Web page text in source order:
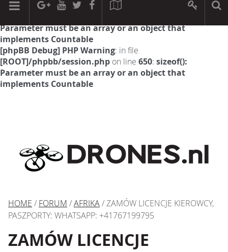
[phpBB Debug] PHP Warning: in file
Parameter must be an array or an object that
implements Countable
[phpBB Debug] PHP Warning: in file
[ROOT]/phpbb/session.php on line 650: sizeof():
Parameter must be an array or an object that
implements Countable
HOME / FORUM /AFRIKA/ ZAMÓW LICENCJE KIEROWCY,
PASZPORTY: WHATSAPP: +41767199795
ZAMÓW LICENCJE